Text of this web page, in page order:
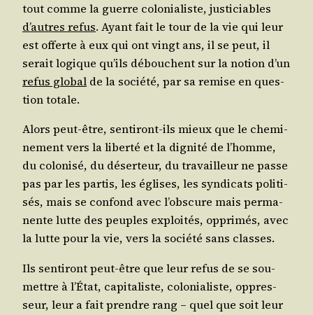
tout comme la guerre colo­nia­liste, jus­ti­ciables
d’autres refus. Ayant fait le tour de la vie qui leur
est offerte à eux qui ont vingt ans, il se peut, il
serait logique qu’ils débouchent sur la notion d’un
refus glo­bal de la socié­té, par sa remise en ques­
tion totale.
Alors peut-être, sen­ti­ront-ils mieux que le che­mi­
ne­ment vers la liber­té et la digni­té de l’homme,
du colo­ni­sé, du déser­teur, du tra­vailleur ne passe
pas par les par­tis, les églises, les syn­di­cats poli­ti­
sés, mais se confond avec l’obs­cure mais per­ma­
nente lutte des peuples exploi­tés, oppri­més, avec
la lutte pour la vie, vers la socié­té sans classes.
Ils sen­ti­ront peut-être que leur refus de se sou­
mettre à l’É­tat, capi­ta­liste, colo­nia­liste, oppres­
seur, leur a fait prendre rang – quel que soit leur